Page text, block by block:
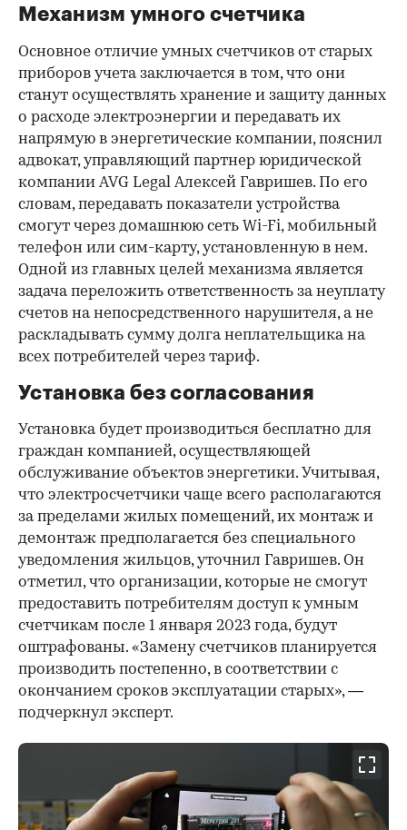
Механизм умного счетчика
00:00 / 00:00
Основное отличие умных счетчиков от старых
приборов учета заключается в том, что они
станут осуществлять хранение и защиту данных
о расходе электроэнергии и передавать их
напрямую в энергетические компании, пояснил
адвокат, управляющий партнер юридической
компании AVG Legal Алексей Гавришев. По его
словам, передавать показатели устройства
смогут через домашнюю сеть Wi-Fi, мобильный
телефон или сим-карту, установленную в нем.
Одной из главных целей механизма является
задача переложить ответственность за неуплату
счетов на непосредственного нарушителя, а не
раскладывать сумму долга неплательщика на
всех потребителей через тариф.
Установка без согласования
Установка будет производиться бесплатно для
граждан компанией, осуществляющей
обслуживание объектов энергетики. Учитывая,
что электросчетчики чаще всего располагаются
за пределами жилых помещений, их монтаж и
демонтаж предполагается без специального
уведомления жильцов, уточнил Гавришев. Он
отметил, что организации, которые не смогут
предоставить потребителям доступ к умным
счетчикам после 1 января 2023 года, будут
оштрафованы. «Замену счетчиков планируется
производить постепенно, в соответствии с
окончанием сроков эксплуатации старых», —
подчеркнул эксперт.